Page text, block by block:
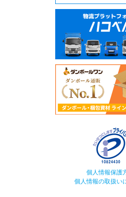
個人情報保護
個人情報の取扱い